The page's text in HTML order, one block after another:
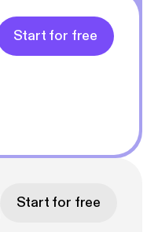
Start for free
Start for free